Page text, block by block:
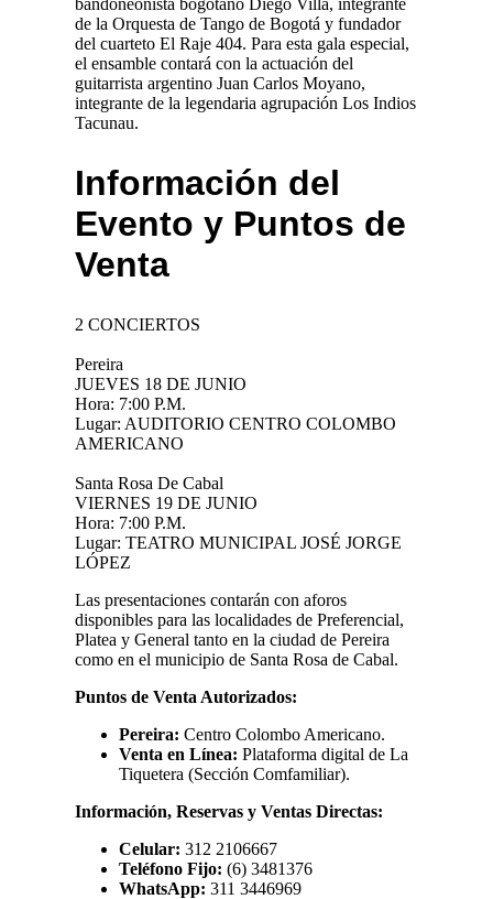
bandoneonista bogotano Diego Villa, integrante
de la Orquesta de Tango de Bogotá y fundador
del cuarteto El Raje 404. Para esta gala especial,
el ensamble contará con la actuación del
guitarrista argentino Juan Carlos Moyano,
integrante de la legendaria agrupación Los Indios
Tacunau.
Información del
Evento y Puntos de
Venta
2 CONCIERTOS
Pereira
JUEVES 18 DE JUNIO
Hora: 7:00 P.M.
Lugar: AUDITORIO CENTRO COLOMBO
AMERICANO
Santa Rosa De Cabal
VIERNES 19 DE JUNIO
Hora: 7:00 P.M.
Lugar: TEATRO MUNICIPAL JOSÉ JORGE
LÓPEZ
Las presentaciones contarán con aforos
disponibles para las localidades de Preferencial,
Platea y General tanto en la ciudad de Pereira
como en el municipio de Santa Rosa de Cabal.
Puntos de Venta Autorizados:
Pereira: Centro Colombo Americano.
Venta en Línea: Plataforma digital de La
Tiquetera (Sección Comfamiliar).
Información, Reservas y Ventas Directas:
Celular: 312 2106667
Teléfono Fijo: (6) 3481376
WhatsApp: 311 3446969